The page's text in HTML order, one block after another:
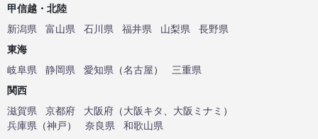
甲信越・北陸
新潟県
富山県 石川県 福井県 山梨県
長野県
東海
岐阜県
静岡県 愛知県 （名古屋）
三重県
関西
滋賀県
京都府 大阪府 （大阪キタ 大阪ミナミ ）
兵庫県 （神戸） 奈良県
和歌山県